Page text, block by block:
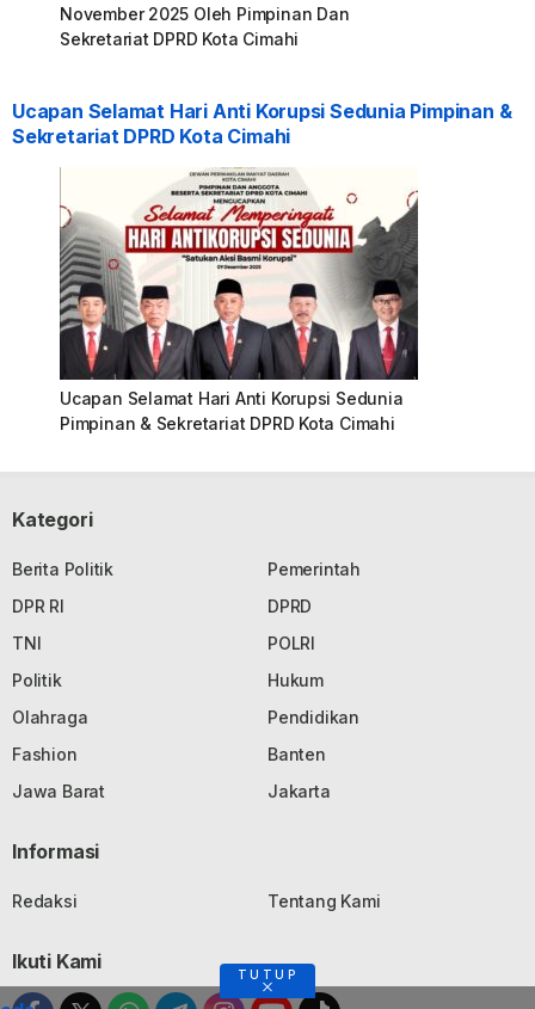
November 2025 Oleh Pimpinan Dan
Sekretariat DPRD Kota Cimahi
Ucapan Selamat Hari Anti Korupsi Sedunia Pimpinan &
Sekretariat DPRD Kota Cimahi
Ucapan Selamat Hari Anti Korupsi Sedunia
Pimpinan & Sekretariat DPRD Kota Cimahi
Kategori
Berita Politik
Pemerintah
DPR RI
DPRD
TNI
POLRI
Politik
Hukum
Olahraga
Pendidikan
Fashion
Banten
Jawa Barat
Jakarta
Informasi
Redaksi Tentang Kami
Ikuti Kami
TUTUP